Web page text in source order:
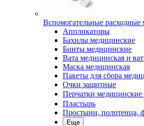
Вспомогательные расходные
Аппликаторы
Бахилы медицинские
Бинты медицинские
Вата медицинская и
Маска медицинская
Пакеты для сбора
Очки защитные
Перчатки медицинские
Пластырь
Простыни, полотенца,
Еще